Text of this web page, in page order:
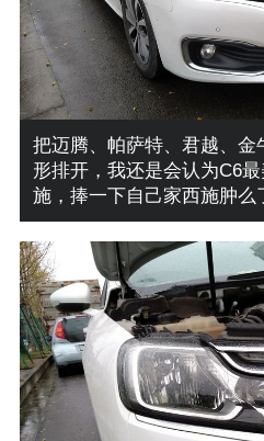
把迈腾、帕萨特、君越、金
形排开，我还是会认为C6
施，捧一下自己家西施肿么